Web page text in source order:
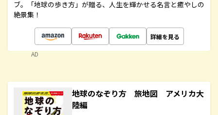
ブ。「地球の歩き方」が贈る、人生を輝かせる名言と癒やしの
絶景集！
詳細を見る
AD
地球のなぞり方 旅地図 アメリカ大
陸編